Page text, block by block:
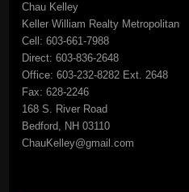
Chau Kelley
Keller William Realty Metropolitan
Cell: 603-661-7988
Direct: 603-836-2648
Office: 603-232-8282 Ext. 2648
Fax: 628-2246
168 S. River Road
Bedford, NH 03110
ChauKelley@gmail.com